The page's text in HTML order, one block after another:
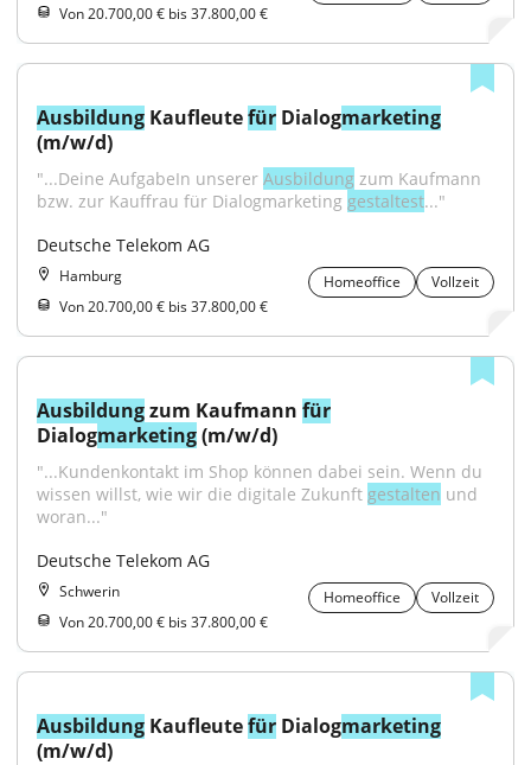
Von 20.700,00 € bis 37.800,00 €
Ausbildung Kaufleute für Dialogmarketing
(m/w/d)
"...Deine AufgabeIn unserer Ausbildung zum Kaufmann
bzw. zur Kauffrau für Dialogmarketing gestaltest..."
Deutsche Telekom AG
Hamburg Homeoffice
Vollzeit
Von 20.700,00 € bis 37.800,00 €
Ausbildung zum Kaufmann für
Dialogmarketing (m/w/d)
"...Kundenkontakt im Shop können dabei sein. Wenn du
wissen willst, wie wir die digitale Zukunft gestalten und
woran..."
Deutsche Telekom AG
Schwerin Homeoffice
Vollzeit
Von 20.700,00 € bis 37.800,00 €
Ausbildung Kaufleute für Dialogmarketing
(m/w/d)